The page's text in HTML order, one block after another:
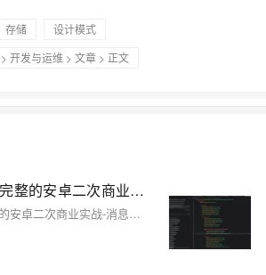
存储
设计模式
> 开发与运维 > 文章 > 正文
【05】AI辅助编程完整的安卓二次商业实战-消息页面媒体对象(Media Object)布局实战调整-按钮样式调整实践-优雅草伊凡
【05】AI辅助编程完整的安卓二次商业实战-消息页面媒体对象(Media Object)布局实战调整-按钮样式调整实践-优雅草伊凡